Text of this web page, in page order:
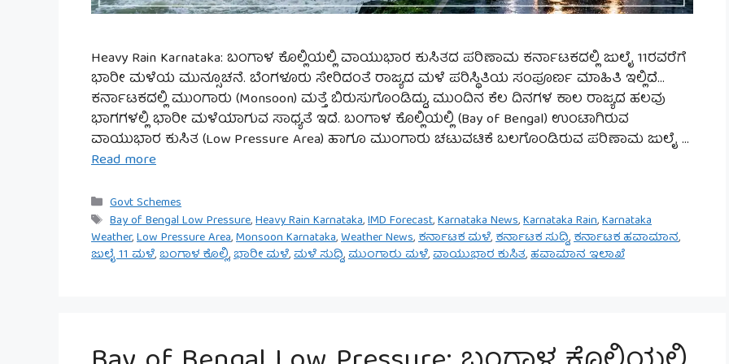
Heavy Rain Karnataka: ಬಂಗಾಳ ಕೊಲ್ಲಿಯಲ್ಲಿ ವಾಯುಭಾರ ಕುಸಿತದ ಪರಿಣಾಮ ಕರ್ನಾಟಕದಲ್ಲಿ ಜುಲೈ 11ರವರೆಗೆ
ಭಾರೀ ಮಳೆಯ ಮುನ್ಸೂಚನೆ. ಬೆಂಗಳೂರು ಸೇರಿದಂತೆ ರಾಜ್ಯದ ಮಳೆ ಪರಿಸ್ಥಿತಿಯ ಸಂಪೂರ್ಣ ಮಾಹಿತಿ ಇಲ್ಲಿದೆ…
ಕರ್ನಾಟಕದಲ್ಲಿ ಮುಂಗಾರು (Monsoon) ಮತ್ತೆ ಬಿರುಸುಗೊಂಡಿದ್ದು, ಮುಂದಿನ ಕೆಲ ದಿನಗಳ ಕಾಲ ರಾಜ್ಯದ ಹಲವು
ಭಾಗಗಳಲ್ಲಿ ಭಾರೀ ಮಳೆಯಾಗುವ ಸಾಧ್ಯತೆ ಇದೆ. ಬಂಗಾಳ ಕೊಲ್ಲಿಯಲ್ಲಿ (Bay of Bengal) ಉಂಟಾಗಿರುವ
ವಾಯುಭಾರ ಕುಸಿತ (Low Pressure Area) ಹಾಗೂ ಮುಂಗಾರು ಚಟುವಟಿಕೆ ಬಲಗೊಂಡಿರುವ ಪರಿಣಾಮ ಜುಲೈ …
Read more
Categories
Govt Schemes
Tags
Bay of Bengal Low Pressure,Heavy Rain Karnataka,IMD Forecast,Karnataka News,Karnataka Rain,Karnataka
Weather,Low Pressure Area,Monsoon Karnataka,Weather News,ಕರ್ನಾಟಕ ಮಳೆ,ಕರ್ನಾಟಕ ಸುದ್ದಿ,ಕರ್ನಾಟಕ ಹವಾಮಾನ,
ಜುಲೈ 11 ಮಳೆ,ಬಂಗಾಳ ಕೊಲ್ಲಿ,ಭಾರೀ ಮಳೆ,ಮಳೆ ಸುದ್ದಿ,ಮುಂಗಾರು ಮಳೆ,ವಾಯುಭಾರ ಕುಸಿತ,ಹವಾಮಾನ ಇಲಾಖೆ